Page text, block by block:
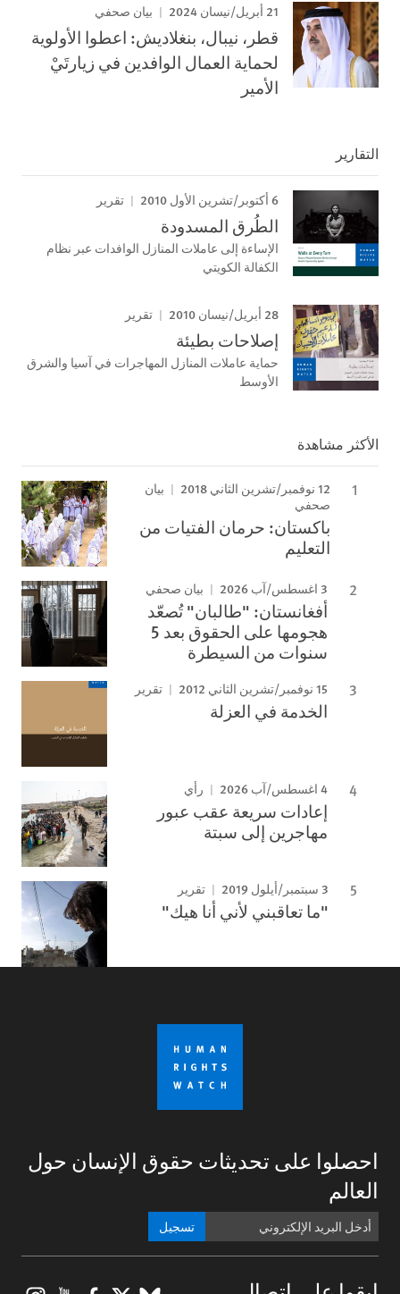
21 أبريل/نيسان 2024 بيان صحفي
قطر، نيبال، بنغلاديش: اعطوا الأولوية
لحماية العمال الوافدين في زيارتَيْ
الأمير
التقارير
6 أكتوبر/تشرين الأول 2010 تقرير
الطُرق المسدودة
الإساءة إلى عاملات المنازل الوافدات عبر نظام
الكفالة الكويتي
28 أبريل/نيسان 2010 تقرير
إصلاحات بطيئة
حماية عاملات المنازل المھاجرات في آسيا والشرق
الأوسط
الأكثر مشاهدة
12 نوفمبر/تشرين الثاني 2018
بيان
صحفي
باكستان: حرمان الفتيات من
التعليم
3 اغسطس/آب 2026 بيان صحفي
أفغانستان: "طالبان" تُصعّد
هجومها على الحقوق بعد 5
سنوات من السيطرة
15 نوفمبر/تشرين الثاني 2012 تقرير
الخدمة في العزلة
4 اغسطس/آب 2026 رأي
إعادات سريعة عقب عبور
مهاجرين إلى سبتة
3 سبتمبر/أيلول 2019 تقرير
"ما تعاقبني لأني أنا هيك"
احصلوا على تحديثات حقوق الإنسان حول
العالم
تسجيل